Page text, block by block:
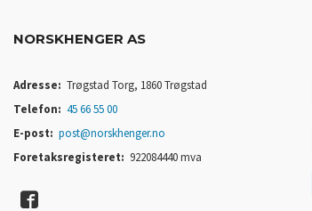
NORSKHENGER AS
Adresse: Trøgstad Torg, 1860 Trøgstad
Telefon: 45 66 55 00
E-post: post@norskhenger.no
Foretaksregisteret: 922084440 mva